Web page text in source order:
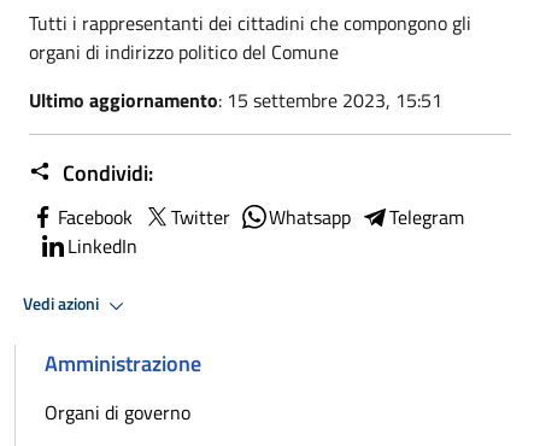
Tutti i rappresentanti dei cittadini che compongono gli
organi di indirizzo politico del Comune
Ultimo aggiornamento: 15 settembre 2023, 15:51
Condividi:
Facebook Twitter Whatsapp
Telegram
LinkedIn
Vedi azioni
Amministrazione
Organi di governo